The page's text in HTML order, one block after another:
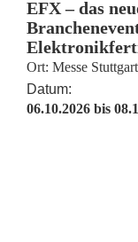
EFX – das
Ort: Messe Stuttgart
Datum:
06.10.2026 bis